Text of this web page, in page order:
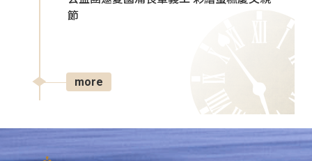
節
more